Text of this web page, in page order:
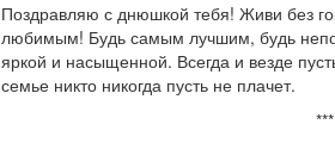
Поздравляю с днюшкой тебя! Живи без
любимым! Будь самым лучшим, будь
яркой и насыщенной. Всегда и везде
семье никто никогда пусть не плачет.
***